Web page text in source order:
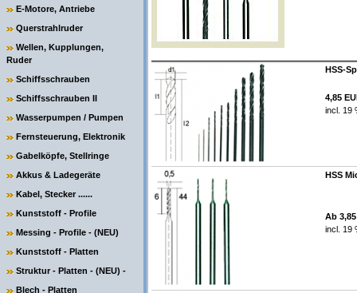
E-Motore, Antriebe
Querstrahlruder
Wellen, Kupplungen,
Ruder
Schiffsschrauben
Schiffsschrauben II
Wasserpumpen / Pumpen
Fernsteuerung, Elektronik
Gabelköpfe, Stellringe
Akkus & Ladegeräte
Kabel, Stecker ......
Kunststoff - Profile
Messing - Profile - (NEU)
Kunststoff - Platten
Struktur - Platten - (NEU) -
Blech - Platten
HSS-
4,85
incl. 19
HSS
Ab
incl. 19